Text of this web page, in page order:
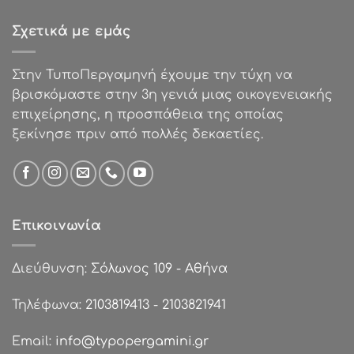
Σχετικά με εμάς
Στην ΤυποΠεργαμηνή έχουμε την τύχη να
βρισκόμαστε στην 3η γενιά μιας οικογενειακής
επιχείρησης, η προσπάθεια της οποίας
ξεκίνησε πριν από πολλές δεκαετίες.
Επικοινωνία
Διεύθυνση: Σόλωνος 109 - Αθήνα
Τηλέφωνα: 2103819413 - 2103821941
Email: info@typopergamini.gr